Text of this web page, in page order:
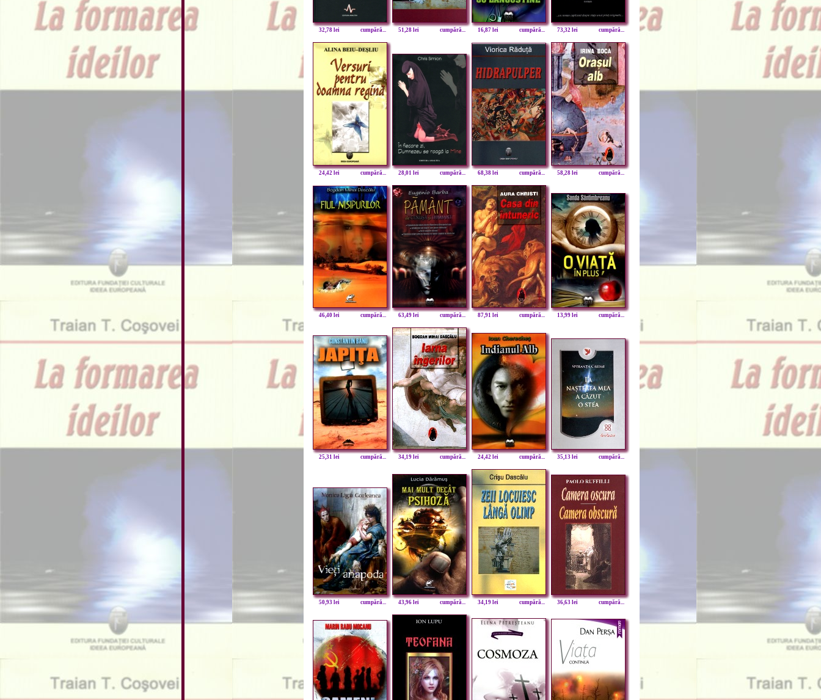
32,78 lei cumpără... 51,28 lei cumpără... 16,87 lei cumpără... 73,32 lei cumpără...
24,42 lei cumpără... 28,01 lei cumpără... 68,38 lei cumpără... 58,28 lei cumpără...
46,40 lei cumpără... 63,49 lei cumpără... 87,91 lei cumpără... 13,99 lei cumpără...
25,31 lei cumpără... 34,19 lei cumpără... 24,42 lei cumpără... 35,13 lei cumpără...
50,93 lei cumpără... 43,96 lei cumpără... 34,19 lei cumpără... 36,63 lei cumpără...